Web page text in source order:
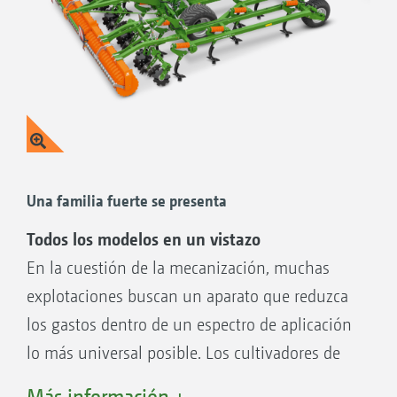
Una familia fuerte se presenta
Todos los modelos en un vistazo
En la cuestión de la mecanización, muchas
explotaciones buscan un aparato que reduzca
los gastos dentro de un espectro de aplicación
lo más universal posible. Los cultivadores de